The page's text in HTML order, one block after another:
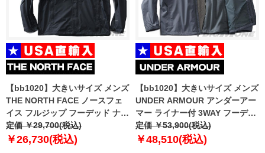
【bb1020】大きいサイズ メンズ
THE NORTH FACE ノースフェ
イス フルジップ フーデッド ナイ
ロン ジャケット M VENTURE 2
JACKET USA直輸入 nf0a2vd3-
定価 ￥29,700(税込)
￥26,730(税込)
【bb1020】大きいサイズ メンズ
UNDER ARMOUR アンダーアー
マー ライナー付 3WAY フーデッ
ド ジャケット USA直輸入
1371585-012
定価 ￥53,900(税込)
￥48,510(税込)